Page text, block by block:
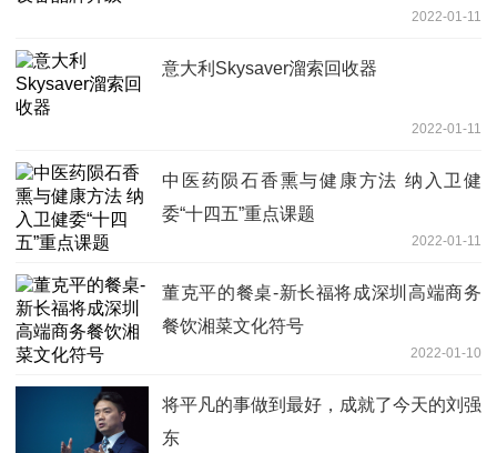
2022-01-11
意大利Skysaver溜索回收器
2022-01-11
中医药陨石香熏与健康方法 纳入卫健
委“十四五”重点课题
2022-01-11
董克平的餐桌-新长福将成深圳高端商务
餐饮湘菜文化符号
2022-01-10
将平凡的事做到最好，成就了今天的刘强
东